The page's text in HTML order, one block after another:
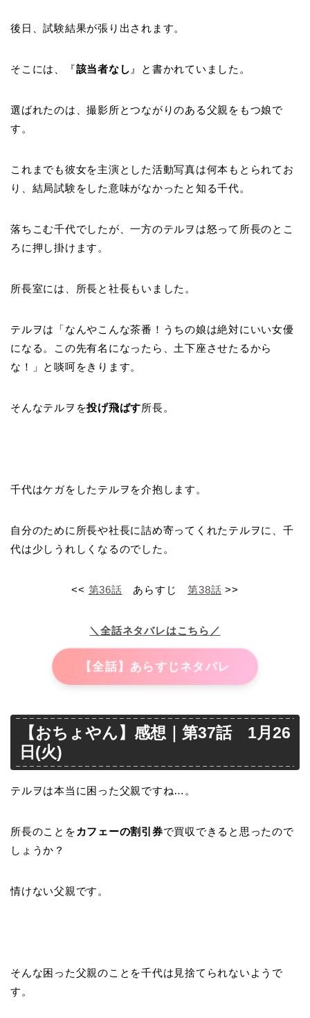
後日、試験結果が張り出されます。
そこには、『該当者なし 』と書かれていました。
選ばれたのは、撮影所とつながりのある父親をもつ娘で
す。
これまでも彼女を主演とした活動写真は何本もとられてお
り、結局試験をした意味がなかったと知る千代。
落ちこむ千代でしたが、一方のテルヲは怒って所長のとこ
ろに押し掛けます。
所長室には、所長と社長もいました。
テルヲは「なんやこんな茶番！うちの娘は絶対にいい女優
になる。この先有名になったら、土下座させたるから
な！」と啖呵をきります。
そんなテルヲを投げ飛ばす所長。
千代はケガをしたテルヲを介抱します。
自分のために所長や社長に詰め寄ってくれたテルヲに、千
代は少しうれしくなるのでした。
<< 第36話 あらすじ第38話 >>
＼全話ネタバレはこちら／
【全話】あらすじネタバレ
【おちょやん】感想｜第37話 1月26
日(火)
テルヲは本当に困った父親ですね…。
所長のことを カフェーの割引券で買収できると思ったので
しょうか？
情けない父親です。
そんな困った父親のことを千代は見捨てられないようで
す。